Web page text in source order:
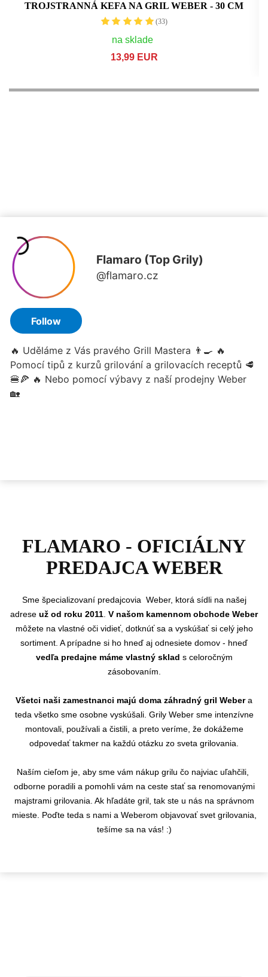
TROJSTRANNÁ KEFA NA GRIL WEBER - 30 CM
(33)
na sklade
13,99 EUR
FLAMARO - OFICIÁLNY
PREDAJCA WEBER
Sme špecializovaní predajcovia Weber, ktorá sídli na našej
adrese už od roku 2011 V našom kamennom obchode Weber
môžete na vlastné oči vidieť, dotknúť sa a vyskúšať si celý jeho
sortiment. A prípadne si ho hneď aj odnesiete domov - hneď
vedľa predajne máme vlastný sklad s celoročným
zásobovaním.
Všetci naši zamestnanci majú doma záhradný gril Webera
teda všetko sme osobne vyskúšali. Grily Weber sme intenzívne
montovali, používali a čistili, a preto veríme, že dokážeme
odpovedať takmer na každú otázku zo sveta grilovania.
Naším cieľom je, aby sme vám nákup grilu čo najviac uľahčili,
odborne poradili a pomohli vám na ceste stať sa renomovanými
majstrami grilovania. Ak hľadáte gril, tak ste u nás na správnom
mieste. Poďte teda s nami a Weberom objavovať svet grilovania,
tešíme sa na vás! :)